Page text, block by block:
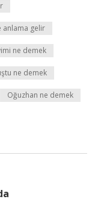
anlama gelir
ne demek
ne demek
Oğuzhan ne demek